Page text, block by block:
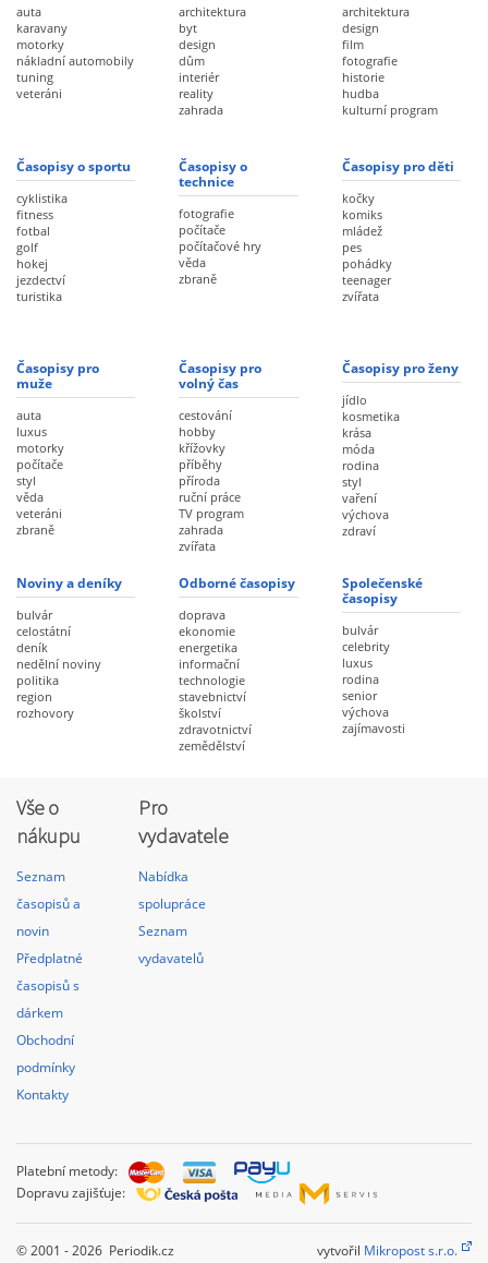
auta
karavany
motorky
nákladní automobily
tuning
veteráni
architektura
byt
design
dům
interiér
reality
zahrada
architektura
design
film
fotografie
historie
hudba
kulturní program
Časopisy o sportu
cyklistika
fitness
fotbal
golf
hokej
jezdectví
turistika
Časopisy o
technice
fotografie
počítače
počítačové hry
věda
zbraně
Časopisy pro děti
kočky
komiks
mládež
pes
pohádky
teenager
zvířata
Časopisy pro
muže
auta
luxus
motorky
počítače
styl
věda
veteráni
zbraně
Časopisy pro
volný čas
cestování
hobby
křížovky
příběhy
příroda
ruční práce
TV program
zahrada
zvířata
Časopisy pro ženy
jídlo
kosmetika
krása
móda
rodina
styl
vaření
výchova
zdraví
Noviny a deníky
bulvár
celostátní
deník
nedělní noviny
politika
region
rozhovory
Odborné časopisy
doprava
ekonomie
energetika
informační
technologie
stavebnictví
školství
zdravotnictví
zemědělství
Společenské
časopisy
bulvár
celebrity
luxus
rodina
senior
výchova
zajímavosti
Vše o
nákupu
Seznam
časopisů a
novin
Předplatné
časopisů s
dárkem
Obchodní
podmínky
Kontakty
Pro
vydavatele
Nabídka
spolupráce
Seznam
vydavatelů
Platební metody:
Dopravu zajišťuje:
© 2001 - 2026 Periodik.cz vytvořil Mikropost s.r.o.